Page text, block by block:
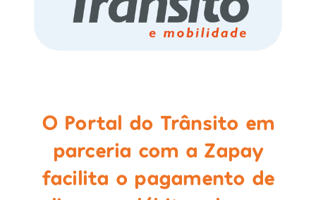
O Portal do Trânsito em
parceria com a Zapay
facilita o pagamento de